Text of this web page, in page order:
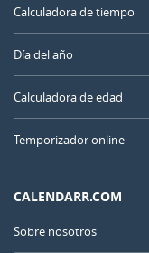
Calculadora de tiempo
Día del año
Calculadora de edad
Temporizador online
CALENDARR.COM
Sobre nosotros